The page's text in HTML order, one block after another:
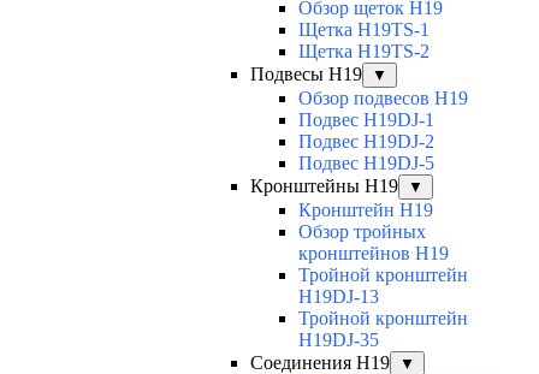
Обзор щеток H19
Щетка H19TS-1
Щетка H19TS-2
Подвесы H19
▼
Обзор подвесов H19
Подвес H19DJ-1
Подвес H19DJ-2
Подвес H19DJ-5
Кронштейны H19
▼
Кронштейн H19
Обзор тройных
кронштейнов H19
Тройной кронштейн
H19DJ-13
Тройной кронштейн
H19DJ-35
Соединения H19
▼